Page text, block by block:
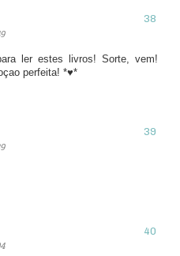
ler estes livros! Sorte, vem!
perfeita! *♥*